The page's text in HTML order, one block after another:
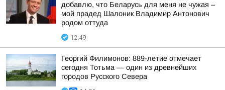
добавлю, что Беларусь для меня не чужая –
мой прадед Шалоник Владимир Антонович
родом оттуда
12:49
Георгий Филимонов: 889-летие отмечает
сегодня Тотьма — один из древнейших
городов Русского Севера